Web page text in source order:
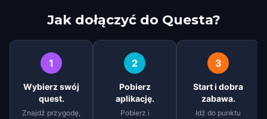
Jak dołączyć do Questa?
1
Wybierz swój
quest.
Znajdź przygodę,
2
Pobierz
aplikację.
Pobierz i
3
Start i dobra
zabawa.
Idź do punktu